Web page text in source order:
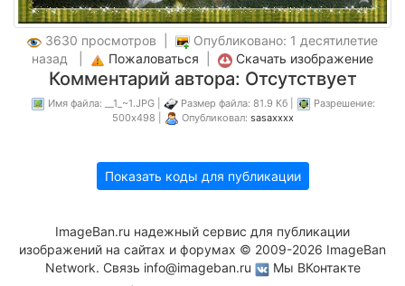
3630 просмотров |
Опубликовано: 1 десятилетие
назад |
Пожаловаться Скачать изображение
Комментарий автора: Отсутствует
Имя файла: __1_~1.JPG | Размер файла: 81.9 Кб |
Разрешение:
500x498 |
Опубликовал: sasaxxxx
Показать коды для публикации
ImageBan.ru надежный сервис для публикации
изображений на сайтах и форумах © 2009-2026 ImageBan
Network. Связь info@imageban.ru
Мы ВКонтакте